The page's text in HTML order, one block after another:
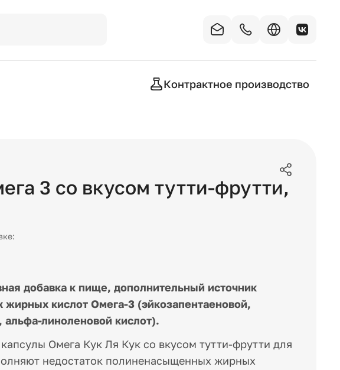
Контрактное производство
3 со вкусом тутти-фрутти,
добавка к пище, дополнительный источник
кислот Омега-3 (эйкозапентаеновой,
альфа-линоленовой кислот).
Омега Кук Ля Кук со вкусом тутти-фрутти для
недостаток полиненасыщенных жирных